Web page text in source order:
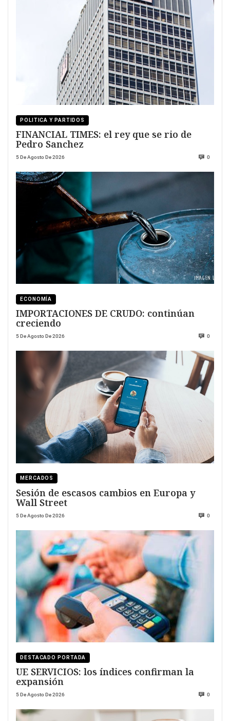
POLITICA Y PARTIDOS
FINANCIAL TIMES: el rey que se rio de
Pedro Sanchez
5 De Agosto De 2026 0
ECONOMÍA
IMPORTACIONES DE CRUDO: continúan
creciendo
5 De Agosto De 2026 0
MERCADOS
Sesión de escasos cambios en Europa y
Wall Street
5 De Agosto De 2026 0
DESTACADO PORTADA
UE SERVICIOS: los índices confirman la
expansión
5 De Agosto De 2026 0